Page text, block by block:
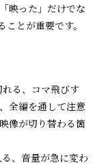
映った」だけでな
とが重要です。
る、コマ飛びす
全編を通して注意
像が切り替わる箇
、音量が急に変わ